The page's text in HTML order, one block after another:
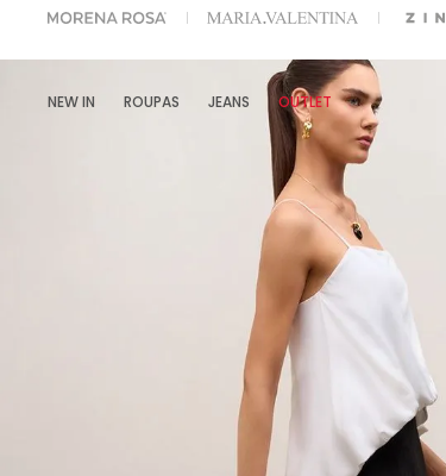
ESCOLHER SEU LOOK? FALE COM NOSSA PERSONAL SHOPPER.
NEW IN ROUPAS JEANS OUTLET